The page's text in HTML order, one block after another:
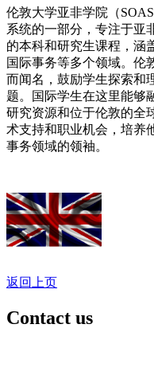
伦敦大学亚非学院（
系统的一部分，专注于亚
的本科和研究生课程，涵
国际事务等多个领域。伦
而闻名，鼓励学生探索和
题。国际学生在这里能够
研究资源和位于伦敦的全
术支持和职业机会，培养
事务领域的领袖。
返回上页
Contact us